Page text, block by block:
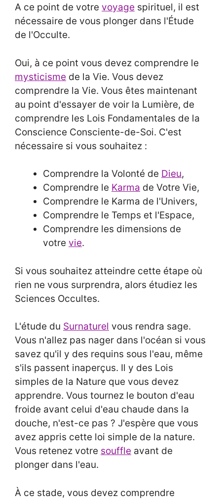
A ce point de votre voyage spirituel, il est
nécessaire de vous plonger dans l'Étude
de l'Occulte.
Oui, à ce point vous devez comprendre le
mysticisme de la Vie. Vous devez
comprendre la Vie. Vous êtes maintenant
au point d'essayer de voir la Lumière, de
comprendre les Lois Fondamentales de la
Conscience Consciente-de-Soi. C'est
nécessaire si vous souhaitez :
Comprendre la Volonté de Dieu,
Comprendre le Karma de Votre Vie,
Comprendre le Karma de l'Univers,
Comprendre le Temps et l'Espace,
Comprendre les dimensions de
votre vie.
Si vous souhaitez atteindre cette étape où
rien ne vous surprendra, alors étudiez les
Sciences Occultes.
L'étude du Surnaturel vous rendra sage.
Vous n'allez pas nager dans l'océan si vous
savez qu'il y des requins sous l'eau, même
s'ils passent inaperçus. Il y des Lois
simples de la Nature que vous devez
apprendre. Vous tournez le bouton d'eau
froide avant celui d'eau chaude dans la
douche, n'est-ce pas ? J'espère que vous
avez appris cette loi simple de la nature.
Vous retenez votre souffle avant de
plonger dans l'eau.
À ce stade, vous devez comprendre